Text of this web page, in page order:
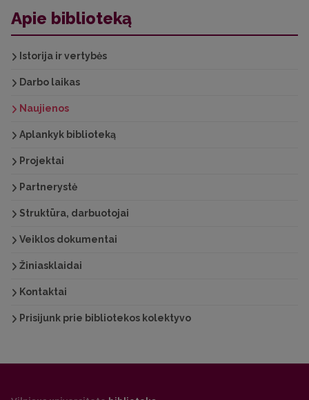
Apie biblioteką
Istorija ir vertybės
Darbo laikas
Naujienos
Aplankyk biblioteką
Projektai
Partnerystė
Struktūra, darbuotojai
Veiklos dokumentai
Žiniasklaidai
Kontaktai
Prisijunk prie bibliotekos kolektyvo